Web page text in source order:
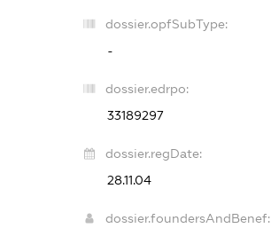
dossier.opfSubType:
-
dossier.edrpo:
33189297
dossier.regDate:
28.11.04
dossier.foundersAndBenef: